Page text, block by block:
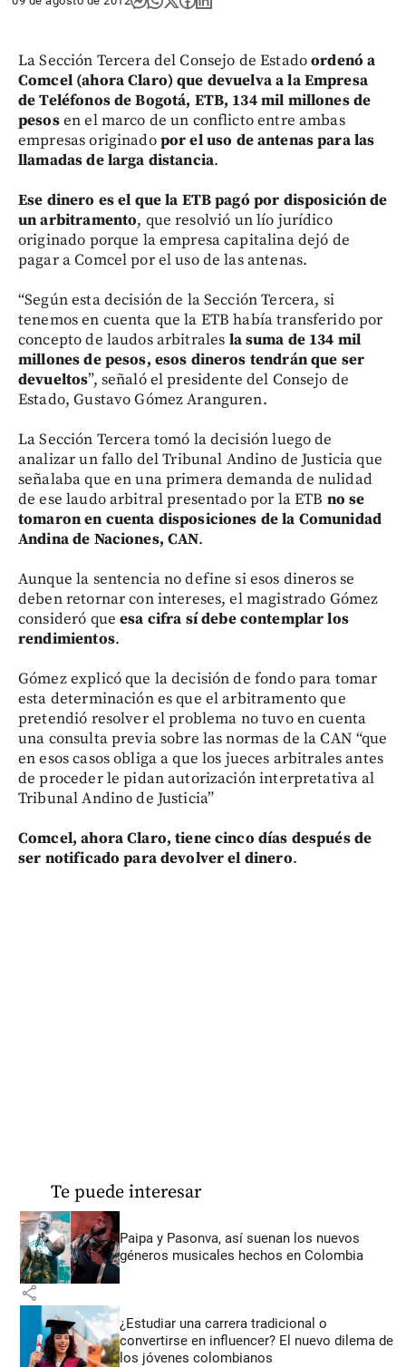
La Sección Tercera del Consejo de Estadoordenó a
Comcel (ahora Claro) que devuelva a la Empresa
de Teléfonos de Bogotá, ETB, 134 mil millones de
pesosen el marco de un conflicto entre ambas
empresas originadopor el uso de antenas para las
llamadas de larga distancia.
Ese dinero es el que la ETB pagó por disposición de
un arbitramento, que resolvió un lío jurídico
originado porque la empresa capitalina dejó de
pagar a Comcel por el uso de las antenas.
“Según esta decisión de la Sección Tercera, si
tenemos en cuenta que la ETB había transferido por
concepto de laudos arbitrales la suma de 134 mil
millones de pesos, esos dineros tendrán que ser
devueltos”, señaló el presidente del Consejo de
Estado, Gustavo Gómez Aranguren.
La Sección Tercera tomó la decisión luego de
analizar un fallo del Tribunal Andino de Justicia que
señalaba que en una primera demanda de nulidad
de ese laudo arbitral presentado por la ETB no se
tomaron en cuenta disposiciones de la Comunidad
Andina de Naciones, CAN.
Aunque la sentencia no define si esos dineros se
deben retornar con intereses, el magistrado Gómez
consideró queesa cifra sí debe contemplar los
rendimientos.
Gómez explicó que la decisión de fondo para tomar
esta determinación es que el arbitramento que
pretendió resolver el problema no tuvo en cuenta
una consulta previa sobre las normas de la CAN “que
en esos casos obliga a que los jueces arbitrales antes
de proceder le pidan autorización interpretativa al
Tribunal Andino de Justicia”
Comcel, ahora Claro, tiene cinco días después de
ser notificado para devolver el dinero.
Te puede interesar
Paipa y Pasonva, así suenan los nuevos
géneros musicales hechos en Colombia
share
¿Estudiar una carrera tradicional o
convertirse en influencer? El nuevo dilema de
los jóvenes colombianos